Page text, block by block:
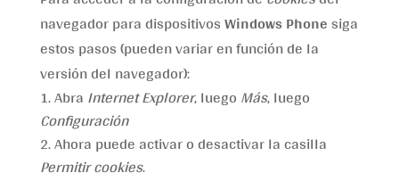
navegador para dispositivosWindows Phonesiga
estos pasos (pueden variar en función de la
versión del navegador):
AbraInternet Explorer, luegoMás, luego
Configuración
Ahora puede activar o desactivar la casilla
Permitir cookies.